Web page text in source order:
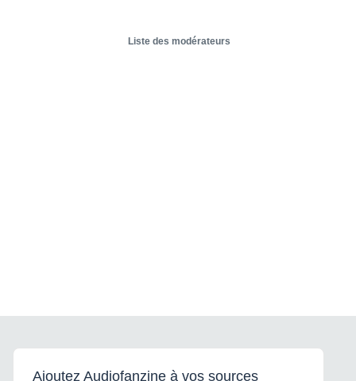
Liste des modérateurs
Ajoutez Audiofanzine à vos sources